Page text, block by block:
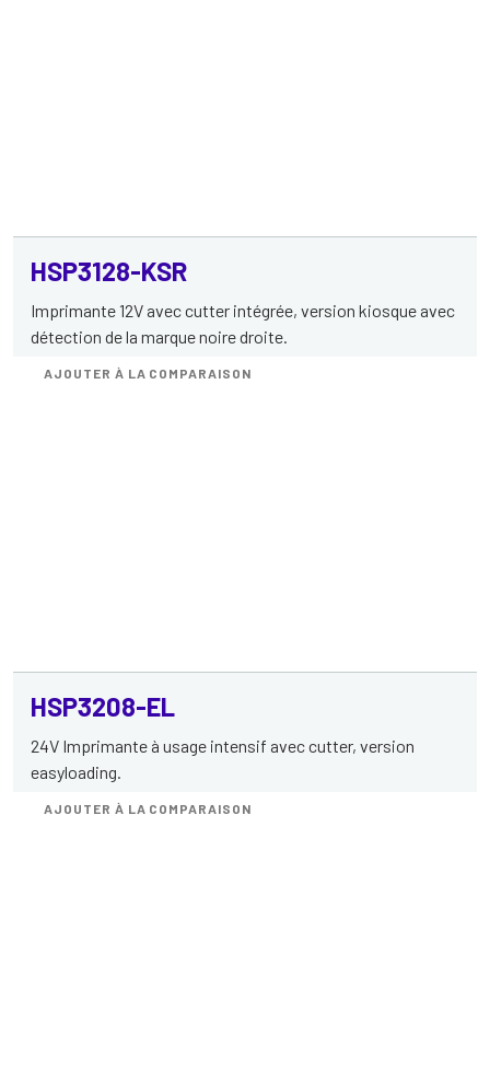
HSP3128-KSR
Imprimante 12V avec cutter intégrée, version kiosque avec
détection de la marque noire droite.
AJOUTER À LA COMPARAISON
HSP3208-EL
24V Imprimante à usage intensif avec cutter, version
easyloading.
AJOUTER À LA COMPARAISON